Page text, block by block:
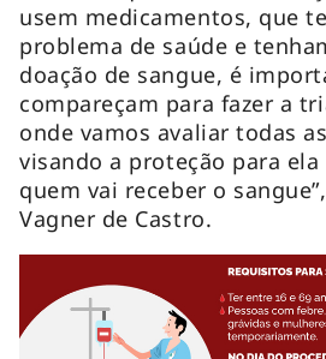
usem medicamentos, que
problema de saúde e
doação de sangue, é
compareçam para fazer a
onde vamos avaliar todas
visando a proteção para
quem vai receber o
Vagner de Castro.